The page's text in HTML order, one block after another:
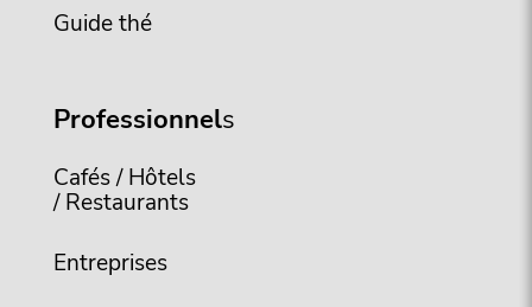
Guide thé
Professionnels
Cafés / Hôtels
/ Restaurants
Entreprises